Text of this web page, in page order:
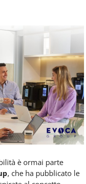
è ormai parte
, che ha pubblicato le